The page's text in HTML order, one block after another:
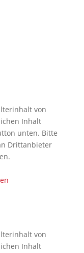
von
Inhalt
unten. Bitte
Drittanbieter
von
Inhalt